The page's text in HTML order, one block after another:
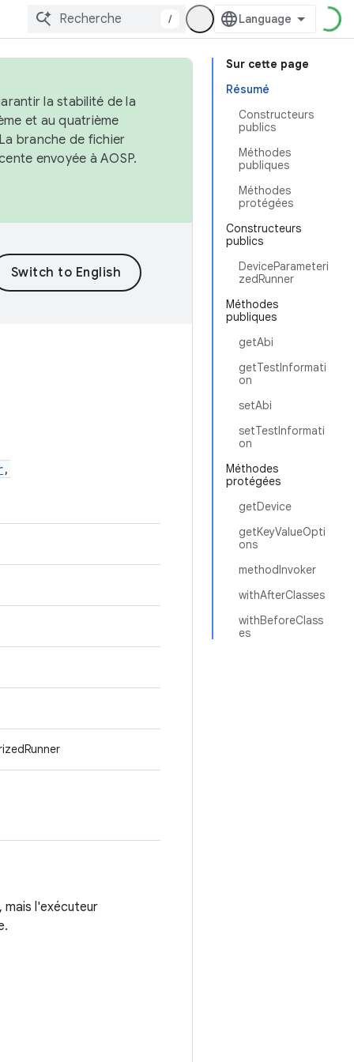
/
Sur cette page
Résumé
Constructeurs
publics
Méthodes
publiques
Méthodes
protégées
Constructeurs
publics
DeviceParameteri
zedRunner
Méthodes
publiques
getAbi
getTestInformati
on
setAbi
setTestInformati
on
Méthodes
protégées
getDevice
getKeyValueOpti
ons
methodInvoker
withAfterClasses
withBeforeClass
es
la stabilité de la
et au quatrième
branche de fichier
envoyée à AOSP.
,
l'exécuteur